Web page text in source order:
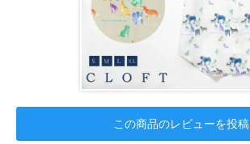
この商品のレビューを投稿